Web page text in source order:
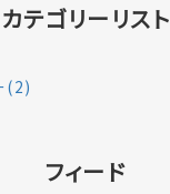
カテゴリーリスト
(2)
フィード